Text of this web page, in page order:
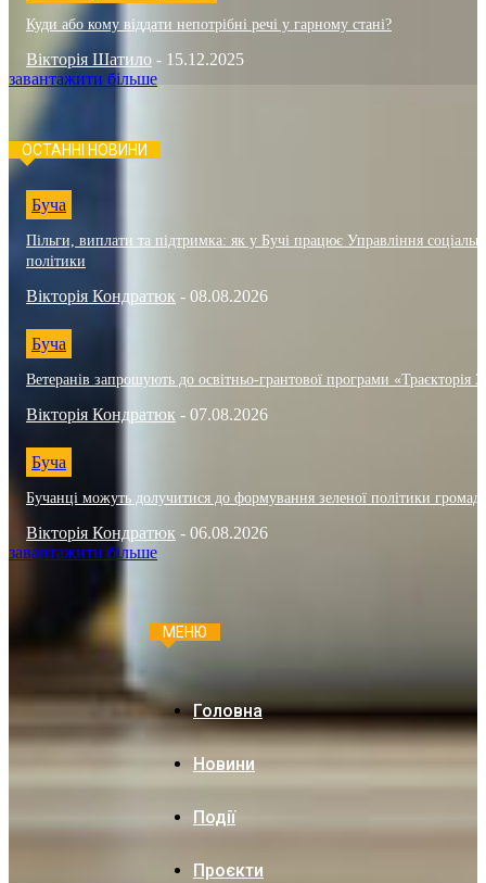
Куди або кому віддати непотрібні речі у гарному стані?
Вікторія Шатило - 15.12.2025
завантажити більше
ОСТАННІ НОВИНИ
Буча
Пільги, виплати та підтримка: як у Бучі працює Управління
політики
Вікторія Кондратюк - 08.08.2026
Буча
Ветеранів запрошують до освітньо-грантової програми «Траєкторія
Вікторія Кондратюк - 07.08.2026
Буча
Бучанці можуть долучитися до формування зеленої політики
Вікторія Кондратюк - 06.08.2026
завантажити більше
МЕНЮ
Головна
Новини
Події
Проєкти